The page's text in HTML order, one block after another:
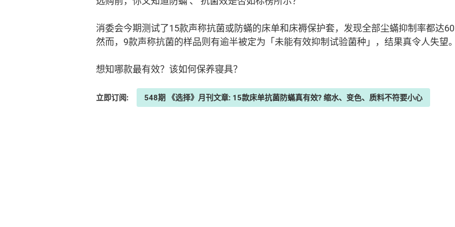
消委会今期测试了15款声称抗菌或防蟎的床单和床褥保护套，发现全部尘蟎抑制率都达
然而，9款声称抗菌的样品则有逾半被定为「未能有效抑制试验菌种」，结果真令人失望
想知哪款最有效？该如何保养寝具？
立即订阅: 548期 《选择》月刊文章: 15款床单抗菌防蟎真有效? 缩水、变色、质料不符要小心